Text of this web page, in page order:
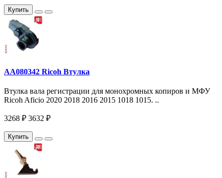
Купить
AA080342 Ricoh Втулка
Втулка вала регистрации для монохромных копиров и МФУ
Ricoh Aficio 2020 2018 2016 2015 1018 1015. ..
3268 ₽ 3632 ₽
Купить